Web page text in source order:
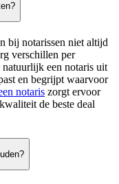
bij notarissen niet altijd
verschillen per
een notaris uit
en begrijpt waarvoor
notaris zorgt ervoor
de beste deal